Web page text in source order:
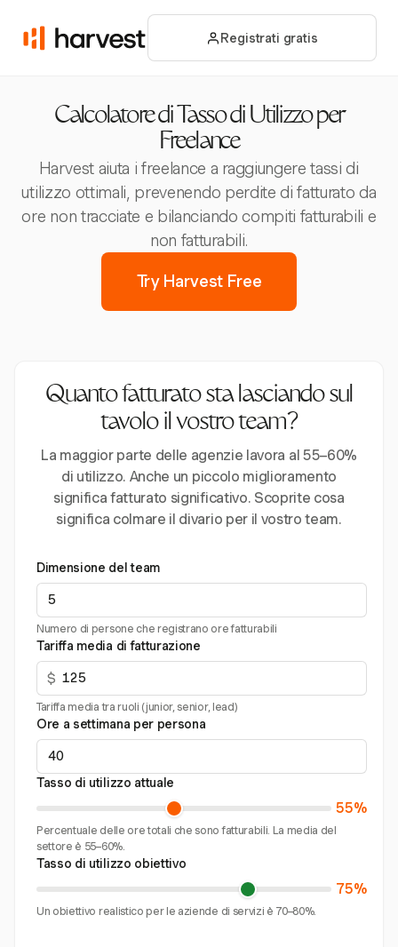
Registrati gratis
Calcolatore di Tasso di Utilizzo per
Freelance
Harvest aiuta i freelance a raggiungere tassi di
utilizzo ottimali, prevenendo perdite di fatturato da
ore non tracciate e bilanciando compiti fatturabili e
non fatturabili.
Try Harvest Free
Quanto fatturato sta lasciando sul
tavolo il vostro team?
La maggior parte delle agenzie lavora al 55–60%
di utilizzo. Anche un piccolo miglioramento
significa fatturato significativo. Scoprite cosa
significa colmare il divario per il vostro team.
Dimensione del team
Numero di persone che registrano ore fatturabili
Tariffa media di fatturazione
$
Tariffa media tra ruoli (junior, senior, lead)
Ore a settimana per persona
Tasso di utilizzo attuale
55%
Percentuale delle ore totali che sono fatturabili. La media del
settore è 55–60%.
Tasso di utilizzo obiettivo
75%
Un obiettivo realistico per le aziende di servizi è 70–80%.